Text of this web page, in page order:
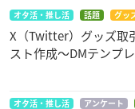
オタ活・推し活 話題 グッ
X（Twitter）グッズ
スト作成〜DMテンプ
オタ活・推し活 アンケート